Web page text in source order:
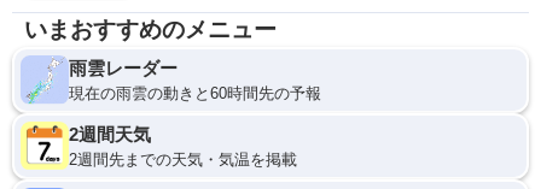
いまおすすめのメニュー
雨雲レーダー
現在の雨雲の動きと60時間先の予報
2週間天気
2週間先までの天気・気温を掲載